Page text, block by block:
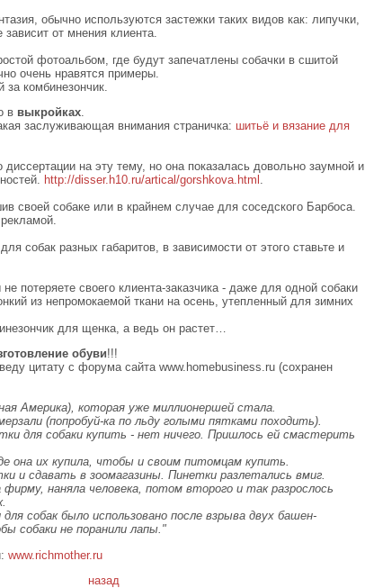
обычно используются застежки таких видов как: липучки,
от мнения клиента.
фотоальбом, где будут запечатлены собачки в сшитой
очень нравятся примеры.
комбинезончик.
в выкройках.
заслуживающая внимания страничка: шитьё и вязание для
на эту тему, но она показалась довольно заумной и
http://disser.h10.ru/artical/gorshkova.html .
своей собаке или в крайнем случае для соседского Барбоса.
собак разных габаритов, в зависимости от этого ставьте и
потеряете своего клиента-заказчика - даже для одной собаки
из непромокаемой ткани на осень, утепленный для зимних
для щенка, а ведь он растет…
обуви!!!
цитату с форума сайта www.homebusiness.ru (сохранен
Америка), которая уже миллионершей стала.
(попробуй-ка по льду голыми пятками походить).
для собаки купить - нет ничего. Пришлось ей смастерить
она их купила, чтобы и своим питомцам купить.
и сдавать в зоомагазины. Пинетки разлетались вмиг.
наняла человека, потом второго и так разрослось
собак было использовано после взрыва двух башен-
собаки не поранили лапы."
www.richmother.ru
назад